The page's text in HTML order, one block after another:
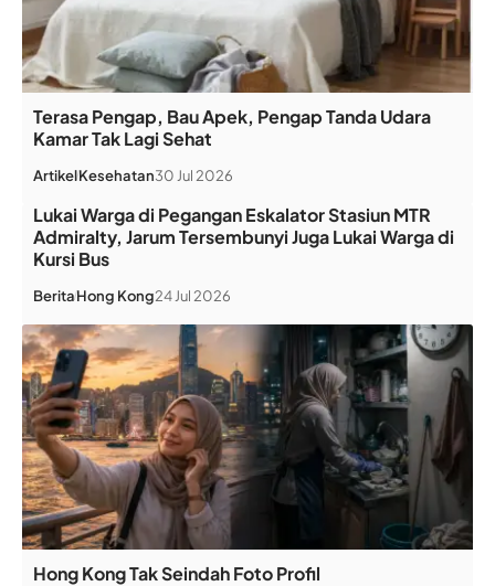
Terasa Pengap, Bau Apek, Pengap Tanda Udara
Kamar Tak Lagi Sehat
ArtikelKesehatan30 Jul 2026
Lukai Warga di Pegangan Eskalator Stasiun MTR
Admiralty, Jarum Tersembunyi Juga Lukai Warga di
Kursi Bus
BeritaHong Kong24 Jul 2026
Hong Kong Tak Seindah Foto Profil